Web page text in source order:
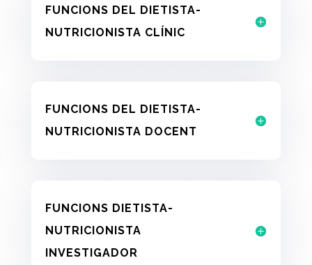
FUNCIONS DEL DIETISTA-
NUTRICIONISTA CLÍNIC
FUNCIONS DEL DIETISTA-
NUTRICIONISTA DOCENT
FUNCIONS DIETISTA-
NUTRICIONISTA
INVESTIGADOR